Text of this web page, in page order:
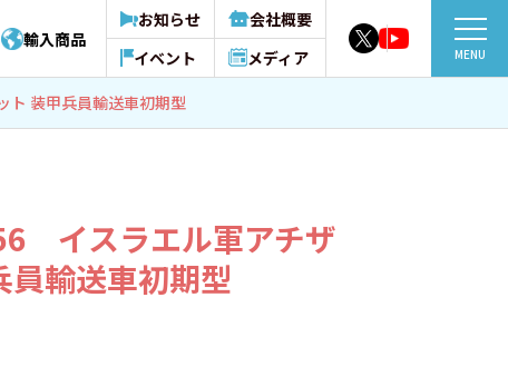
輸入商品
お知らせ
イベント
会社概要
メディア
MENU
装甲兵員輸送車初期型
イスラエル軍アチザ
員輸送車初期型